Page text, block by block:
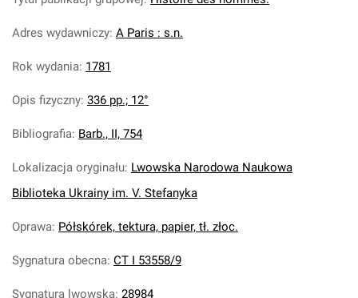
Adres wydawniczy: A Paris : s.n.
Rok wydania: 1781
Opis fizyczny: 336 pp.; 12°
Bibliografia: Barb., II, 754
Lokalizacja oryginału: Lwowska Narodowa Naukowa
Biblioteka Ukrainy im. V. Stefanyka
Oprawa: Półskórek, tektura, papier, tł. złoc.
Sygnatura obecna: CT I 53558/9
Sygnatura lwowska: 28984